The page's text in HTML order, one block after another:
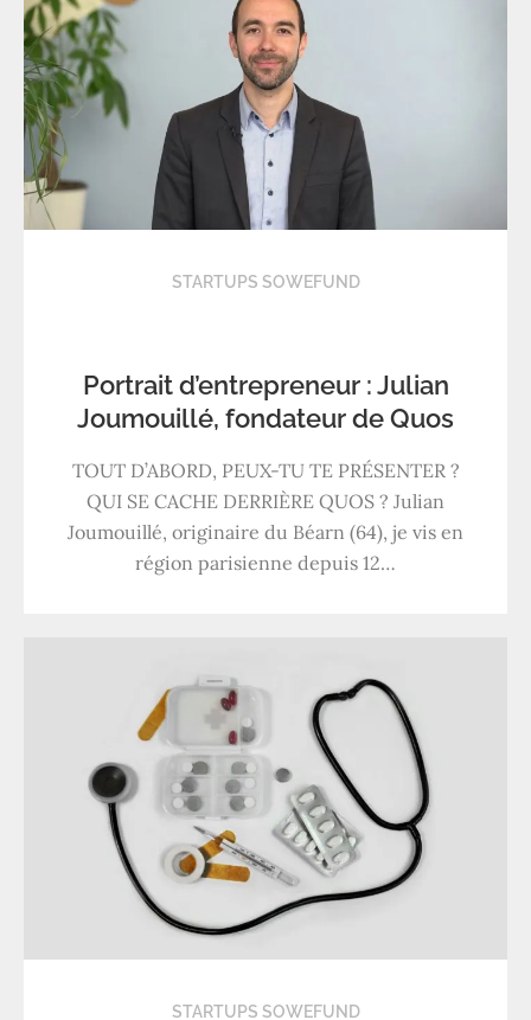
STARTUPS SOWEFUND
Portrait d’entrepreneur : Julian
Joumouillé, fondateur de Quos
TOUT D’ABORD, PEUX-TU TE PRÉSENTER ?
QUI SE CACHE DERRIÈRE QUOS ? Julian
Joumouillé, originaire du Béarn (64), je vis en
région parisienne depuis 12…
STARTUPS SOWEFUND